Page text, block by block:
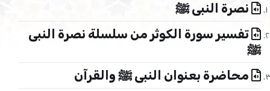
نصرة النبى ﷺ
تفسير سورة الكوثر من سلسلة نصرة النبى
ﷺ
محاضرة بعنوان النبى ﷺ والقرآن